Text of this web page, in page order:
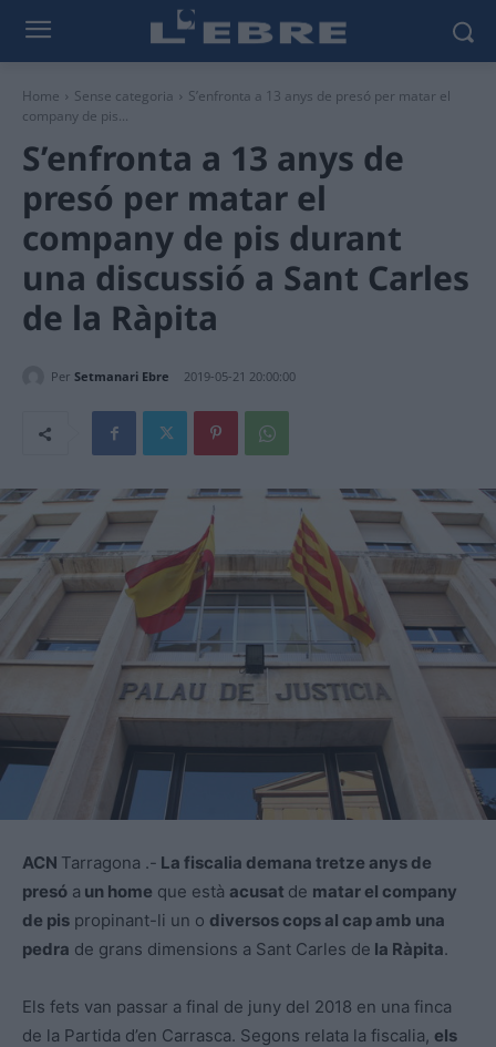
Home Sense categoria
S’enfronta a 13 anys de presó per matar el
company de pis...
S’enfronta a 13 anys de
presó per matar el
company de pis durant
una discussió a Sant Carles
de la Ràpita
Per Setmanari Ebre 2019-05-21 20:00:00
ACN Tarragona .- La fiscalia demana tretze anys de
presó a un home que està acusat de matar el company
de pis propinant-li un o diversos cops al cap amb una
pedra de grans dimensions a Sant Carles de la Ràpita.
Els fets van passar a final de juny del 2018 en una finca
de la Partida d’en Carrasca. Segons relata la fiscalia, els